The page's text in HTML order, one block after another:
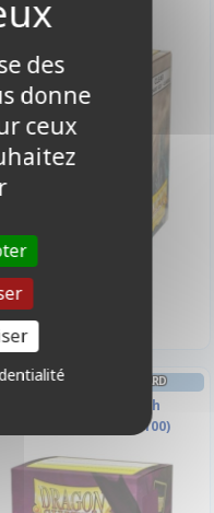
PROTÈGES CARTES STANDARD
Dual Matte - Wraith
Dragonshield (par 100)
des
donne
ceux